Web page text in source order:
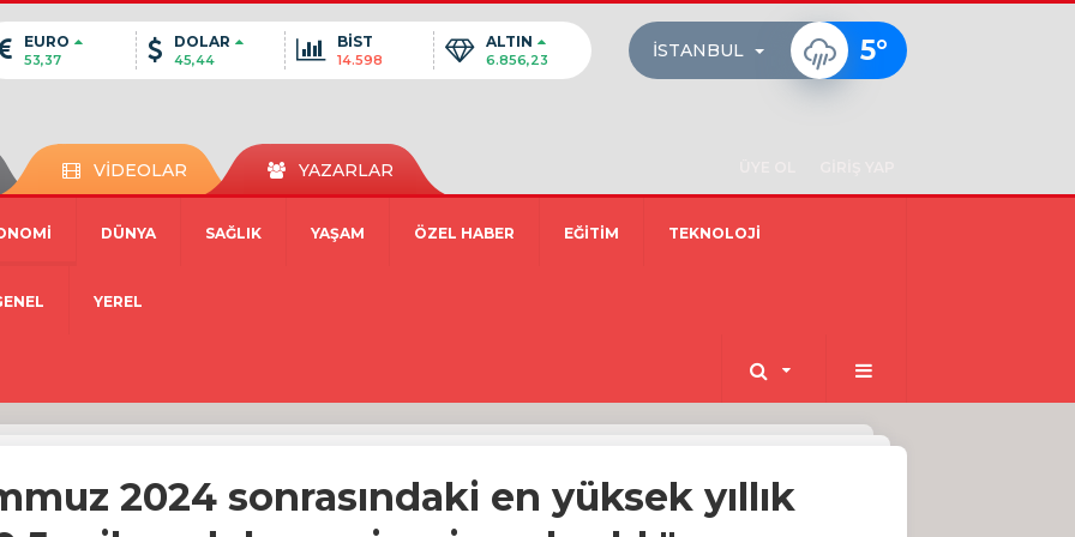
EURO
53,37
DOLAR
45,44
BİST
14.598
ALTIN
6.856,23 İSTANBUL 5°
VİDEOLAR YAZARLAR
DÜNYA SAĞLIK YAŞAM ÖZEL HABER EĞİTİM TEKNOLOJİ
YEREL
2024 sonrasındaki en yüksek yıllık